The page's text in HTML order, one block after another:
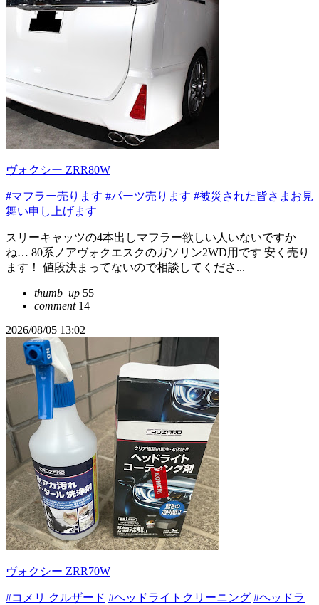
ヴォクシー ZRR80W
#マフラー売ります #パーツ売ります #被災された皆さまお見
舞い申し上げます
スリーキャッツの4本出しマフラー欲しい人いないですか
ね… 80系ノアヴォクエスクのガソリン2WD用です 安く売り
ます！ 値段決まってないので相談してくださ...
thumb_up 55
comment14
2026/08/05 13:02
ヴォクシー ZRR70W
#コメリ クルザード #ヘッドライトクリーニング #ヘッドラ